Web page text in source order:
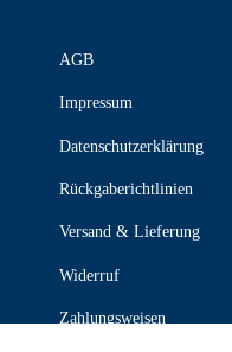
AGB
Impressum
Datenschutzerklärung
Rückgaberichtlinien
Versand & Lieferung
Widerruf
Zahlungsweisen